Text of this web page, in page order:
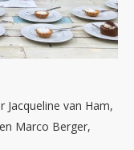
van Ham,
Marco Berger,